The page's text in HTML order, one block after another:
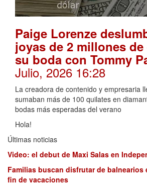
Paige Lorenze
joyas de 2 millones
su boda con Tommy
Julio, 2026 16:28
La creadora de contenido y empresaria
sumaban más de 100 quilates en
bodas más esperadas del verano
Hola!
Últimas noticias
Video: el debut de Maxi Salas en
Familias buscan disfrutar de balnearios
fin de vacaciones